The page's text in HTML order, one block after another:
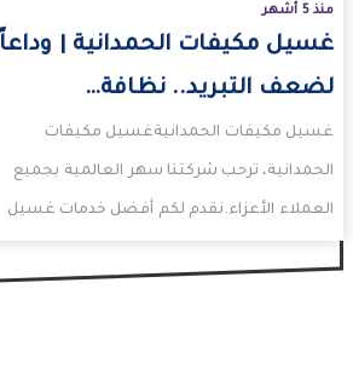
منذ 5 أشهر
غسيل مكيفات الحمدانية | وداعاً
لضعف التبريد.. نظافة…
غسيل مكيفات الحمدانيةغسيل مكيفات
الحمدانية، ترحب شركتنا سهر العالمية بجميع
العملاء الأعزاء.نقدم لكم أفضل خدمات غسيل